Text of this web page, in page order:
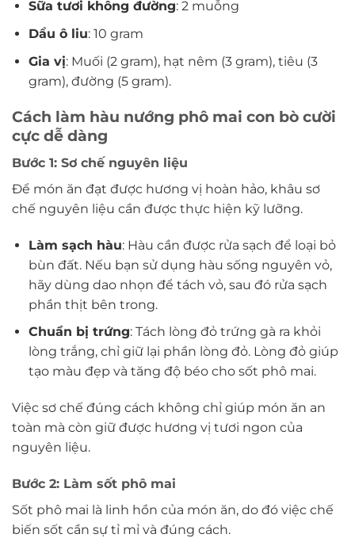
Sữa tươi không đường: 2 muỗng
Dầu ô liu: 10 gram
Gia vị: Muối (2 gram), hạt nêm (3 gram), tiêu (3
gram), đường (5 gram).
Cách làm hàu nướng phô mai con bò cười
cực dễ dàng
Bước 1: Sơ chế nguyên liệu
Để món ăn đạt được hương vị hoàn hảo, khâu sơ
chế nguyên liệu cần được thực hiện kỹ lưỡng.
Làm sạch hàu: Hàu cần được rửa sạch để loại bỏ
bùn đất. Nếu bạn sử dụng hàu sống nguyên vỏ,
hãy dùng dao nhọn để tách vỏ, sau đó rửa sạch
phần thịt bên trong.
Chuẩn bị trứng: Tách lòng đỏ trứng gà ra khỏi
lòng trắng, chỉ giữ lại phần lòng đỏ. Lòng đỏ giúp
tạo màu đẹp và tăng độ béo cho sốt phô mai.
Việc sơ chế đúng cách không chỉ giúp món ăn an
toàn mà còn giữ được hương vị tươi ngon của
nguyên liệu.
Bước 2: Làm sốt phô mai
Sốt phô mai là linh hồn của món ăn, do đó việc chế
biến sốt cần sự tỉ mỉ và đúng cách.